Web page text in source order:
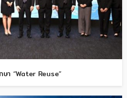
า “Water Reuse”